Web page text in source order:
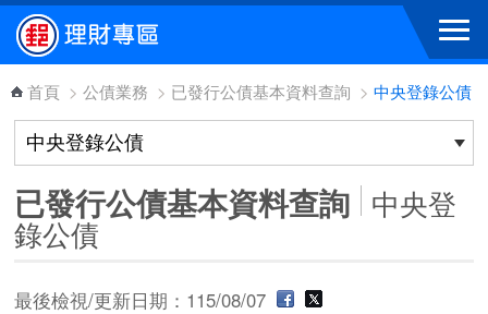
跳到主要內容區塊
首頁 > 公債業務 > 已發行公債基本資料查詢 > 中央登錄公債
已發行公債基本資料查詢 中央登
錄公債
最後檢視/更新日期：115/08/07